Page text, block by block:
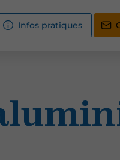
Infos pratiques